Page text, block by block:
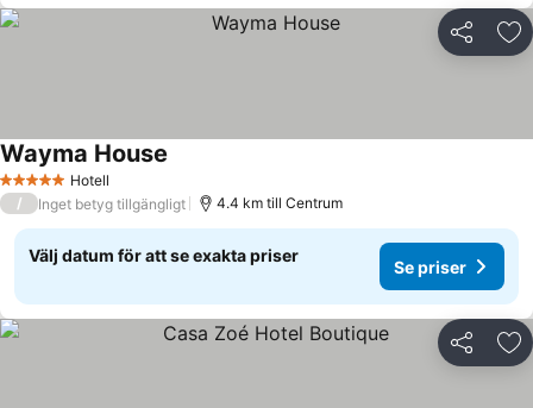
Dela
5 Stjärnor Hotell
Wayma House
/ Inget betyg tillgängligt 4.4 km till Centrum
Välj datum för att se exakta priser
Se priser
Dela